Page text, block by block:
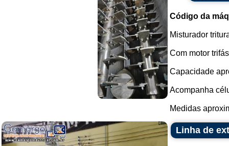
Código da
Misturador
Com motor
Capacidade
Acompanha
Medidas
Linha de